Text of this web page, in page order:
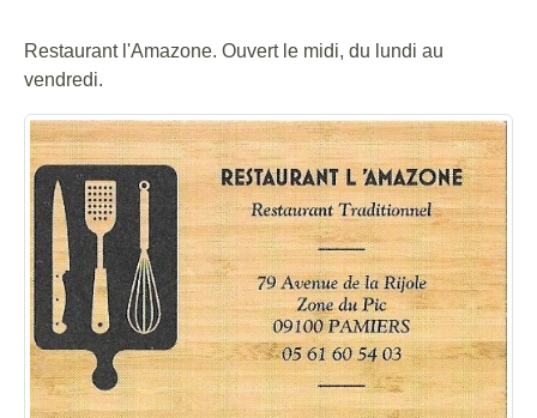
Restaurant l'Amazone. Ouvert le midi, du lundi au
vendredi.